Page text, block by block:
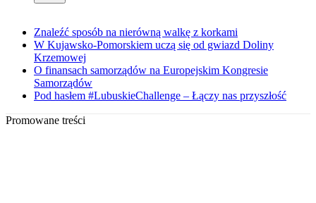
Znaleźć sposób na nierówną walkę z korkami
W Kujawsko-Pomorskiem uczą się od gwiazd Doliny
Krzemowej
O finansach samorządów na Europejskim Kongresie
Samorządów
Pod hasłem #LubuskieChallenge – Łączy nas przyszłość
Promowane treści